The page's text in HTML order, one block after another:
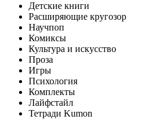
Детские книги
Расширяющие кругозор
Научпоп
Комиксы
Культура и искусство
Проза
Игры
Психология
Комплекты
Лайфстайл
Тетради Kumon